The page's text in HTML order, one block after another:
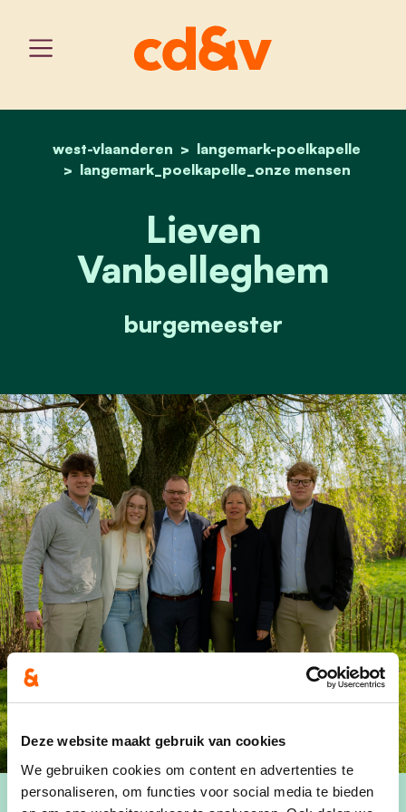
Deze website maakt gebruik van cookies
We gebruiken cookies om content en advertenties te
personaliseren, om functies voor social media te bieden
home
west-vlaanderen
langemark-poelkapelle
langemark_poelkapelle_onze mensen
lieven vanbelleghem
Lieven
Vanbelleghem
burgemeester